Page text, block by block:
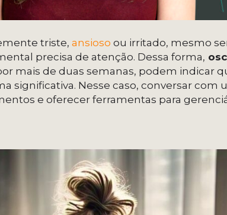
triste, ansioso ou irritado, mesmo
precisa de atenção. Dessa forma,
mais de duas semanas, podem indicar
significativa. Nesse caso, conversar com
e oferecer ferramentas para